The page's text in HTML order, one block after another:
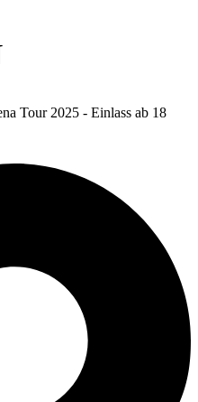
Tour 2025 - Einlass ab 18